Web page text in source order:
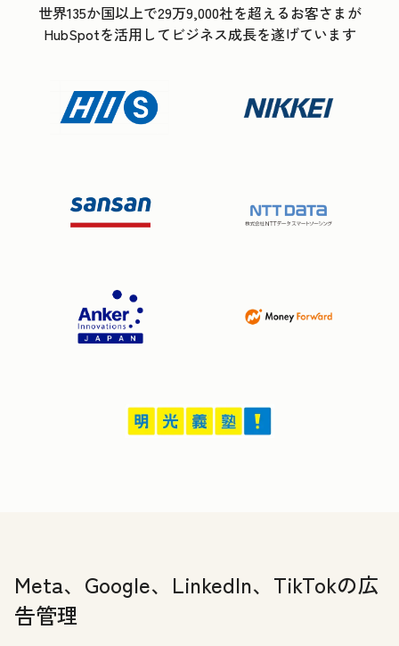
世界135か国以上で29万9,000社を超えるお客さまが
HubSpotを活用してビジネス成長を遂げています
Meta、Google、LinkedIn、TikTokの広
告管理